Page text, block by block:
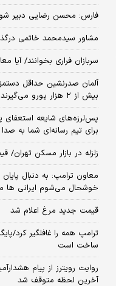
فارس: محسن رضایی دبیر
مشاور سیدمحمد خاتمی
سربازان فراری بخوانند/ آیا
آلمان صدرنشین حداقل
بیش از ۲ هزار یورو می‌گیرند
پس‌لرزه‌های شایعه
برای تیم رسانه‌ای شما به
زلزله در بازار مسکن تهران/ قیمت‌ها ۲ برابر شد،
معاون ترامپ: به دنبال
خوشحال می‌شوم ایرانی ها
قیمت جدید مرغ اعلام شد
ترامپ همه را غافلگیر کرد/
ساخت است
روایت رویترز از پیام
آخرین لحظه متوقف شد